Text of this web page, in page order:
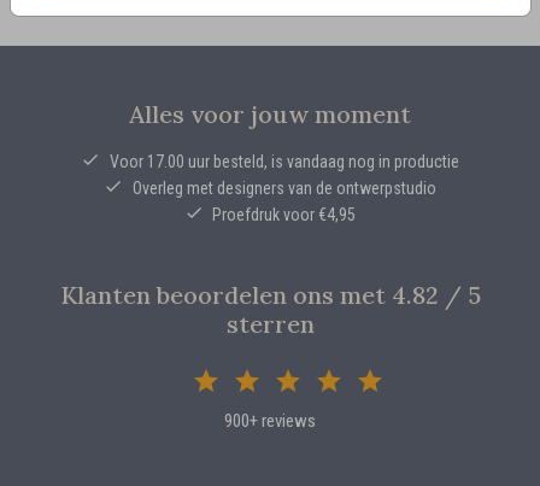
Alles voor jouw moment
Voor 17.00 uur besteld, is vandaag nog in productie
Overleg met designers van de ontwerpstudio
Proefdruk voor €4,95
Klanten beoordelen ons met 4.82 / 5
sterren
900+ reviews